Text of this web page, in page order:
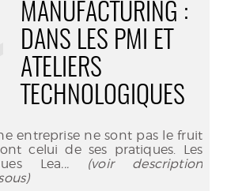
MANUFACTURING :
DANS LES PMI ET
ATELIERS
TECHNOLOGIQUES
entreprise ne sont pas le fruit
celui de ses pratiques. Les
Lea... (voir description